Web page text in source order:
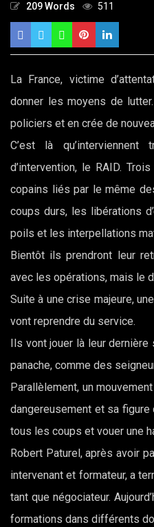
209 Words
511
La France, victime
donner les moyens de
policiers et en crée de
C’est là qu’interviennent
d’intervention, le RAID.
copains liés par le même
coups durs, les libérations
poils et les interpellations
Bientôt ils prendront leur
avec les opérations, mais le
Suite à une crise majeure,
vont reprendre du service.
Ils vont jouer là leur
panache, comme des
Parallèlement, un
dangereusement et sa
tous les coups et vouer une
Robert Paturel, après avoir
intervenant et formateur, a
tant que négociateur.
formations dans différents